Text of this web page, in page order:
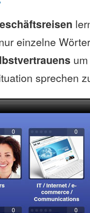
einzelne
sprechen